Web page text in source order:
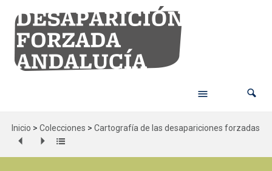
Inicio > Colecciones > Cartografía de las desapariciones forzadas